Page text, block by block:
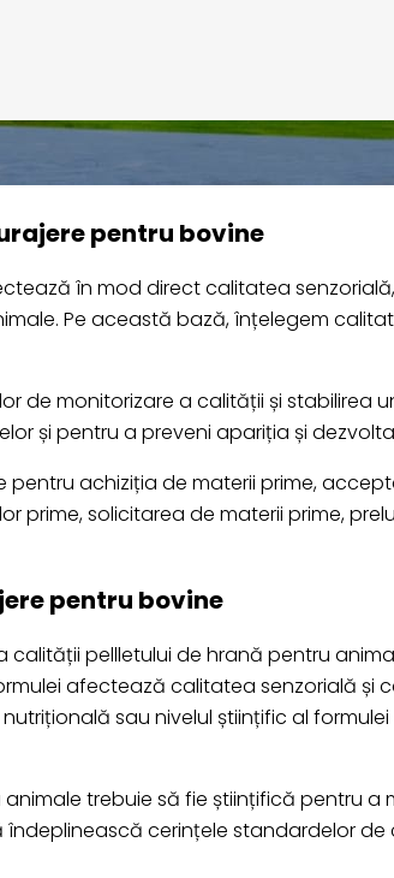
pentru bovine
în mod direct calitatea
Pe această bază, înțelegem
de monitorizare a calității și stabilirea
și pentru a preveni apariția și
achiziția de materii prime,
prime, solicitarea de materii prime,
pentru bovine
pellletului de hrană pentru
afectează calitatea senzorială și
sau nivelul științific al
trebuie să fie științifică pentru
cerințele standardelor